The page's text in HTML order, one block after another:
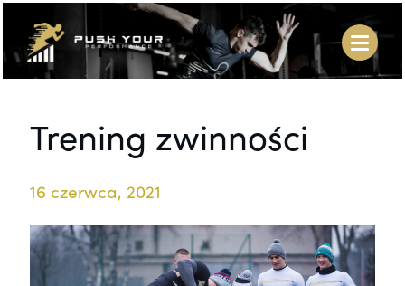
Trening zwinności
16 czerwca, 2021